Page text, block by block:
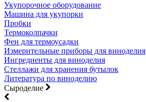
Укупорочное оборудование
Машина для укупорки
Пробки
Термоколпачки
Фен для термоусадки
Измерительные приборы для виноделия
Ингредиенты для виноделия
Стеллажи для хранения бутылок
Литература по виноделию
Сыроделие